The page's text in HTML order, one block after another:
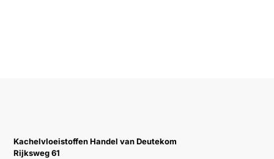
Kachelvloeistoffen Handel van Deutekom
Rijksweg 61